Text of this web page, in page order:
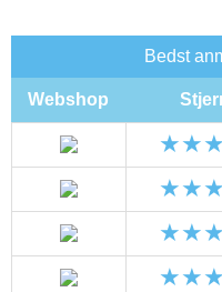
Bedst
Webshop